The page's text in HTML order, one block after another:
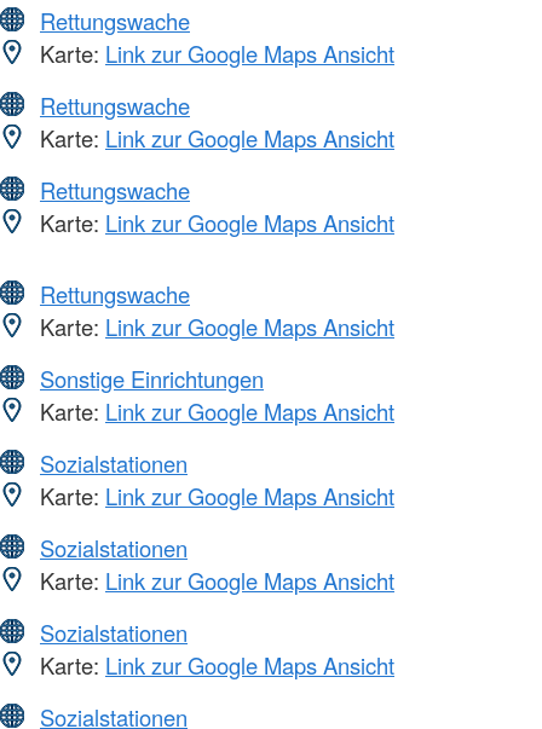
Rettungswache
Karte: Link zur Google Maps Ansicht
Rettungswache
Karte: Link zur Google Maps Ansicht
Rettungswache
Karte: Link zur Google Maps Ansicht
Rettungswache
Karte: Link zur Google Maps Ansicht
Sonstige Einrichtungen
Karte: Link zur Google Maps Ansicht
Sozialstationen
Karte: Link zur Google Maps Ansicht
Sozialstationen
Karte: Link zur Google Maps Ansicht
Sozialstationen
Karte: Link zur Google Maps Ansicht
Sozialstationen